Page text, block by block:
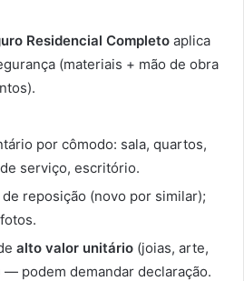
Residencial Completo aplica
(materiais + mão de obra
por cômodo: sala, quartos,
serviço, escritório.
reposição (novo por similar);
alto valor unitário (joias, arte,
podem demandar declaração.